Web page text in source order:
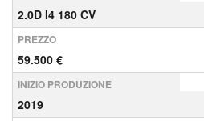
2.0D I4 180 CV
PREZZO
59.500 €
INIZIO PRODUZIONE
2019